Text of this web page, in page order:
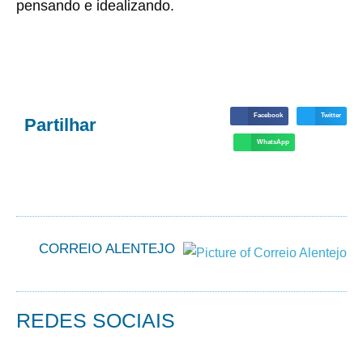
pensando e idealizando.
Partilhar Facebook Twitter
WhatsApp
CORREIO ALENTEJO
REDES SOCIAIS